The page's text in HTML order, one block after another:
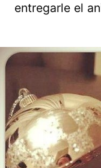
entregarle el